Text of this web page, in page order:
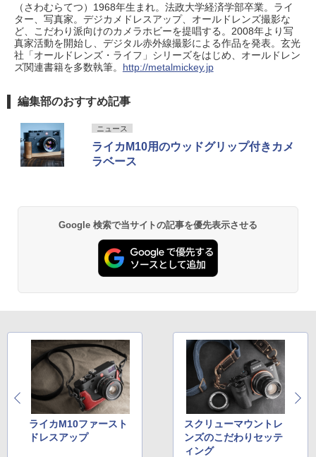
（さわむらてつ）1968年生まれ。法政大学経済学部卒業。ライ
ター、写真家。デジカメドレスアップ、オールドレンズ撮影な
ど、こだわり派向けのカメラホビーを提唱する。2008年より写
真家活動を開始し、デジタル赤外線撮影による作品を発表。玄光
社「オールドレンズ・ライフ」シリーズをはじめ、オールドレン
ズ関連書籍を多数執筆。 http://metalmickey.jp
編集部のおすすめ記事
ニュース
ライカM10用のウッドグリップ付きカメ
ラベース
Google 検索で当サイトの記事を優先表示させる
ライカM10ファースト
ドレスアップ
スクリューマウントレ
ンズのこだわりセッテ
ィング